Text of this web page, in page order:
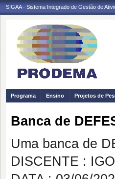
SIGAA - Sistema Integrado de Gestão de
Programa
Ensino Projetos de
Banca de
Uma banca de
DISCENTE :